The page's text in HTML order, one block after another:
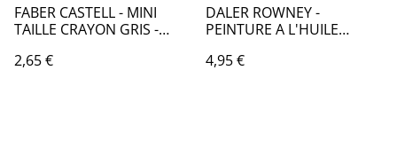
FABER CASTELL - MINI
TAILLE CRAYON GRIS -
2,65 €
DALER ROWNEY -
PEINTURE A L'HUILE
ORANGE DE CADMIUM
4,95 €